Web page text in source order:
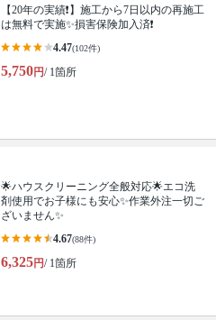
【20年の実績❗️】施工から7日以内の再施工
は無料で実施✨損害保険加入済❗️
4.47(102件)
5,750円/ 1箇所
🌟ハウスクリーニング全般対応🌟エコ洗
剤使用でお子様にも安心✨作業外注一切ご
ざいません✨
4.67(88件)
6,325円/ 1箇所